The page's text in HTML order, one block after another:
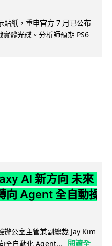
貼紙，重申官方 7 月已公布
體光碟。分析師預期 PS6
AI 新方向 未來
向 Agent 全自動操
公室主管兼副總裁 Jay Kim
全自動化 Agent...
閱讀全